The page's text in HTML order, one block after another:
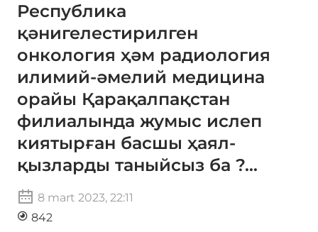
Республика
қәнигелестирилген
онкология ҳәм радиология
илимий-әмелий медицина
орайы Қарақалпақстан
филиалында жумыс ислеп
киятырған басшы ҳаял-
қызларды таныйсыз ба ?…
8 mart 2023, 22:11
842